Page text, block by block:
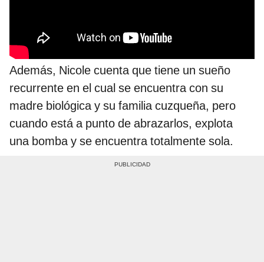
Además, Nicole cuenta que tiene un sueño
recurrente en el cual se encuentra con su
madre biológica y su familia cuzqueña, pero
cuando está a punto de abrazarlos, explota
una bomba y se encuentra totalmente sola.